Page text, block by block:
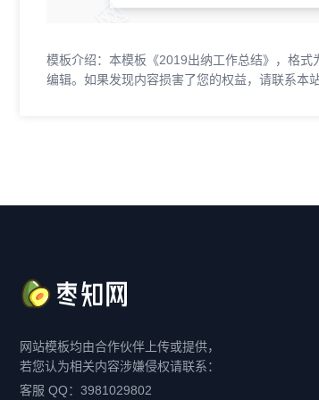
模板介绍：本模板《2019出纳工作总结》，格
编辑。如果发现内容损害了您的权益，请联系本
网站模板均由合作伙伴上传或提供，
若您认为相关内容涉嫌侵权请联系：
客服 QQ：3981029802